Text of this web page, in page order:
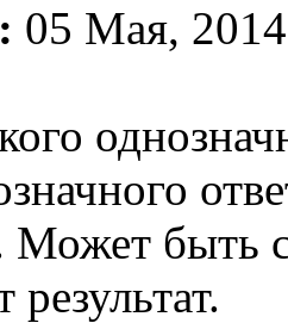
05 Мая,
Может быть
результат.